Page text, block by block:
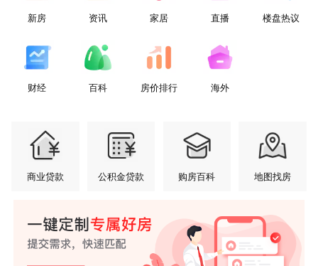
新房 资讯 家居 直播 楼盘热议
财经 百科 房价排行 海外
商业贷款 公积金贷款 购房百科 地图找房